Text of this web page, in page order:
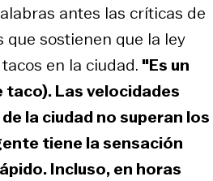
antes las críticas de
que sostienen que la ley
en la ciudad. "Es un
taco). Las velocidades
la ciudad no superan los
tiene la sensación
Incluso, en horas